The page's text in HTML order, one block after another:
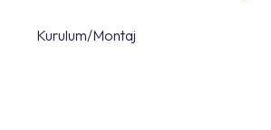
Kurulum/Montaj